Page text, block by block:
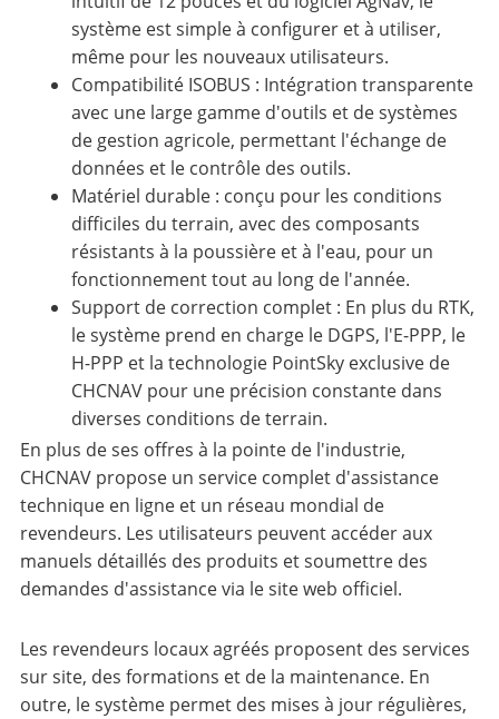
système est simple à configurer et à utiliser,
même pour les nouveaux utilisateurs.
Compatibilité ISOBUS : Intégration transparente
avec une large gamme d'outils et de systèmes
de gestion agricole, permettant l'échange de
données et le contrôle des outils.
Matériel durable : conçu pour les conditions
difficiles du terrain, avec des composants
résistants à la poussière et à l'eau, pour un
fonctionnement tout au long de l'année.
Support de correction complet : En plus du RTK,
le système prend en charge le DGPS, l'E-PPP, le
H-PPP et la technologie PointSky exclusive de
CHCNAV pour une précision constante dans
diverses conditions de terrain.
En plus de ses offres à la pointe de l'industrie,
CHCNAV propose un service complet d'assistance
technique en ligne et un réseau mondial de
revendeurs. Les utilisateurs peuvent accéder aux
manuels détaillés des produits et soumettre des
demandes d'assistance via le site web officiel.
Les revendeurs locaux agréés proposent des services
sur site, des formations et de la maintenance. En
outre, le système permet des mises à jour régulières,